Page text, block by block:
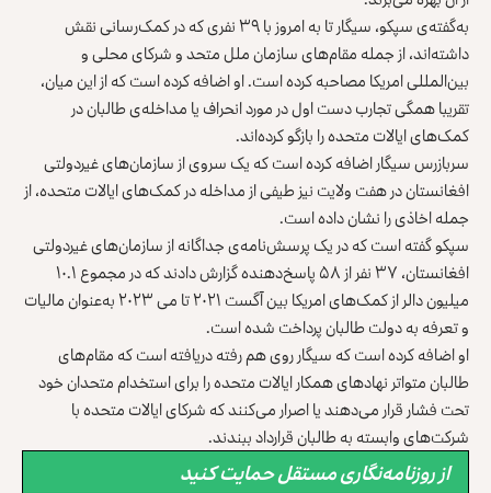
به‌گفته‌ی سپکو، سیگار تا به امروز با ۳۹ نفری که در کمک‌رسانی نقش
داشته‌اند، از جمله مقام‌های سازمان ملل متحد و شرکای محلی و
بین‌المللی امریکا مصاحبه کرده است. او اضافه کرده است که از این میان،
تقریبا همگی تجارب دست اول در مورد انحراف یا مداخله‌ی طالبان در
کمک‌های ایالات متحده را بازگو کرده‌اند.
سربازرس سیگار اضافه کرده است که یک سروی از سازمان‌های غیردولتی
افغانستان در هفت ولایت نیز طیفی از مداخله در کمک‌های ایالات متحده، از
جمله اخاذی را نشان داده است.
سپکو گفته است که در یک پرسش‌نامه‌ی جداگانه از سازمان‌های غیردولتی
افغانستان، ۳۷ نفر از ۵۸ پاسخ‌دهنده گزارش دادند که در مجموع ۱۰.۱
میلیون دالر از کمک‌های امریکا بین آگست ۲۰۲۱ تا می ۲۰۲۳ به‌عنوان مالیات
و تعرفه به دولت طالبان پرداخت شده است.
او اضافه کرده است که سیگار روی هم رفته دریافته است که مقام‌های
طالبان متواتر نهادهای همکار ایالات متحده را برای استخدام متحدان خود
تحت فشار قرار می‌دهند یا اصرار می‌کنند که شرکای ایالات متحده با
شرکت‌های وابسته به طالبان قرارداد ببندند.
از روزنامه‌نگاری مستقل حمایت کنید